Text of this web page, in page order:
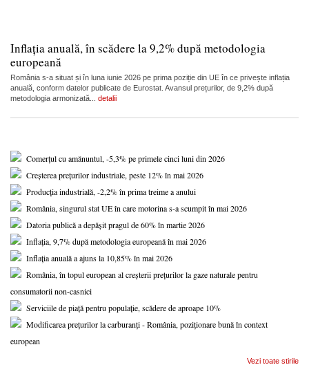
Inflația anuală, în scădere la 9,2% după metodologia
europeană
România s-a situat și în luna iunie 2026 pe prima poziție din UE în ce privește inflația
anuală, conform datelor publicate de Eurostat. Avansul prețurilor, de 9,2% după
metodologia armonizată... detalii
Comerțul cu amănuntul, -5,3% pe primele cinci luni din 2026
Creșterea prețurilor industriale, peste 12% în mai 2026
Producția industrială, -2,2% în prima treime a anului
România, singurul stat UE în care motorina s-a scumpit în mai 2026
Datoria publică a depășit pragul de 60% în martie 2026
Inflația, 9,7% după metodologia europeană în mai 2026
Inflația anuală a ajuns la 10,85% în mai 2026
România, în topul european al creșterii prețurilor la gaze naturale pentru
consumatorii non-casnici
Serviciile de piață pentru populație, scădere de aproape 10%
Modificarea prețurilor la carburanți - România, poziționare bună în context
european
Vezi toate stirile